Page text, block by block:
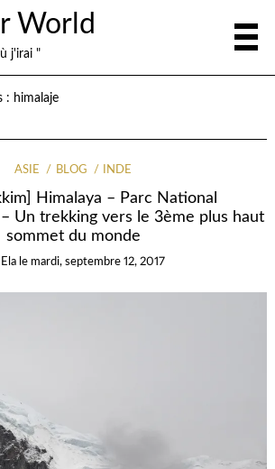
World
j'irai "
: himalaje
ASIE BLOG INDE
Himalaya – Parc National
Un trekking vers le 3ème plus haut
sommet du monde
Ela le mardi, septembre 12, 2017